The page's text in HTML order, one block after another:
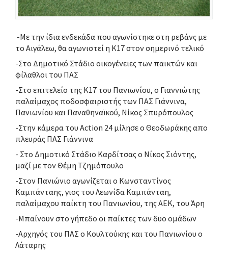
-Με την ίδια ενδεκάδα που αγωνίστηκε στη ρεβάνς με
το Αιγάλεω, θα αγωνιστεί η Κ17 στον σημερινό τελικό
-Στο Δημοτικό Στάδιο οικογένειες των παικτών και
φίλαθλοι του ΠΑΣ
-Στο επιτελείο της Κ17 του Πανιωνίου, ο Γιαννιώτης
παλαίμαχος ποδοσφαιριστής των ΠΑΣ Γιάννινα,
Πανιωνίου και Παναθηναϊκού, Νίκος Σπυρόπουλος
-Στην κάμερα του Action 24 μίλησε ο Θεοδωράκης απο
πλευράς ΠΑΣ Γιάννινα
- Στο Δημοτικό Στάδιο Καρδίτσας ο Νίκος Σιόντης,
μαζί με τον Θέμη Τζημόπουλο
-Στον Πανιώνιο αγωνίζεται ο Κωνσταντίνος
Καμπάνταης, γιος του Λεωνίδα Καμπάνταη,
παλαίμαχου παίκτη του Πανιωνίου, της ΑΕΚ, του Άρη
-Μπαίνουν στο γήπεδο οι παίκτες των δυο ομάδων
-Αρχηγός του ΠΑΣ ο Κουλτούκης και του Πανιωνίου ο
Λάταρης